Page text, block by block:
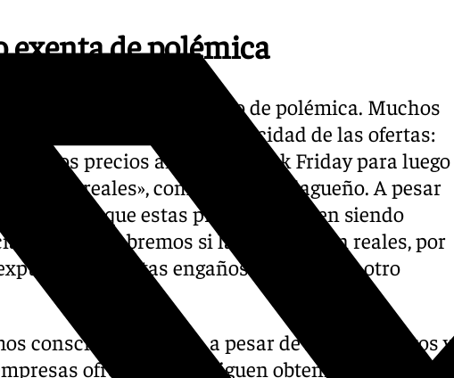
exenta de polémica
embargo, no está exento de polémica. Muchos
sus dudas sobre la autenticidad de las ofertas:
los precios antes del Black Friday para luego
no son reales», comenta un malagueño. A pesar
aceptar que estas prácticas siguen siendo
“Nunca sabremos si las ofertas son reales, por
a ofertas engañosas”, defiende otro
conscientes de que, a pesar de los descuentos y
ofrecen, estas siguen obteniendo una